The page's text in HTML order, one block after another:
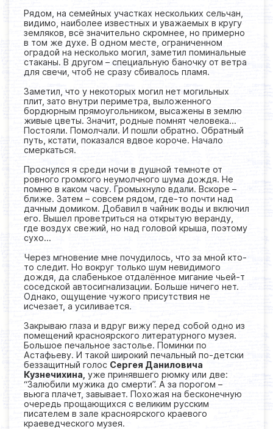
Рядом, на семейных участках нескольких сельчан,
видимо, наиболее известных и уважаемых в кругу
земляков, всё значительно скромнее, но примерно
в том же духе. В одном месте, ограниченном
оградой на несколько могил, заметил поминальные
стаканы. В другом – специальную баночку от ветра
для свечи, чтоб не сразу сбивалось пламя.
Заметил, что у некоторых могил нет могильных
плит, зато внутри периметра, выложенного
бордюрным прямоугольником, высажены в землю
живые цветы. Значит, родные помнят человека…
Постояли. Помолчали. И пошли обратно. Обратный
путь, кстати, показался вдвое короче. Начало
смеркаться.
Проснулся я среди ночи в душной темноте от
ровного громкого неумолчного шума дождя. Не
помню в каком часу. Громыхнуло вдали. Вскоре –
ближе. Затем – совсем рядом, где-то почти над
дачным домиком. Добавил в чайник воды и включил
его. Вышел проветриться на открытую веранду,
где воздух свежий, но над головой крыша, поэтому
сухо...
Через мгновение мне почудилось, что за мной кто-
то следит. Но вокруг только шум невидимого
дождя, да слабенькое отдалённое мигание чьей-т
соседской автосигнализации. Больше ничего нет.
Однако, ощущение чужого присутствия не
исчезает, а усиливается.
Закрываю глаза и вдруг вижу перед собой одно из
помещений красноярского литературного музея.
Большое печальное застолье. Поминки по
Астафьеву. И такой широкий печальный по-детски
беззащитный голос Сергея Даниловича
Кузнечихина, уже принявшего рюмку или две:
“Залюбили мужика до смерти”. А за порогом –
вьюга плачет, завывает. Похожая на бесконечную
очередь прощающихся с великим русским
писателем в зале красноярского краевого
краеведческого музея.